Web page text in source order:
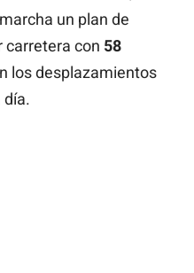
un plan de
carretera con 58
los desplazamientos